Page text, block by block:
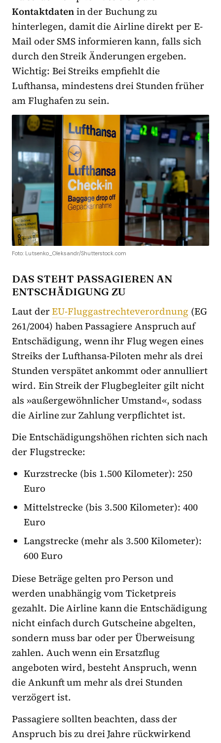
Kontaktdatenin der Buchung zu
hinterlegen, damit die Airline direkt per E-
Mail oder SMS informieren kann, falls sich
durch den Streik Änderungen ergeben.
Wichtig: Bei Streiks empfiehlt die
Lufthansa, mindestens drei Stunden früher
am Flughafen zu sein.
Foto: Lutsenko_Oleksandr/Shutterstock.com
DAS STEHT PASSAGIEREN AN
ENTSCHÄDIGUNG ZU
Laut derEU-Fluggastrechteverordnung (EG
261/2004) haben Passagiere Anspruch auf
Entschädigung, wenn ihr Flug wegen eines
Streiks der Lufthansa-Piloten mehr als drei
Stunden verspätet ankommt oder annulliert
wird. Ein Streik der Flugbegleiter gilt nicht
als »außergewöhnlicher Umstand«, sodass
die Airline zur Zahlung verpflichtet ist.
Die Entschädigungshöhen richten sich nach
der Flugstrecke:
Kurzstrecke (bis 1.500 Kilometer): 250
Euro
Mittelstrecke (bis 3.500 Kilometer): 400
Euro
Langstrecke (mehr als 3.500 Kilometer):
600 Euro
Diese Beträge gelten pro Person und
werden unabhängig vom Ticketpreis
gezahlt. Die Airline kann die Entschädigung
nicht einfach durch Gutscheine abgelten,
sondern muss bar oder per Überweisung
zahlen. Auch wenn ein Ersatzflug
angeboten wird, besteht Anspruch, wenn
die Ankunft um mehr als drei Stunden
verzögert ist.
Passagiere sollten beachten, dass der
Anspruch bis zu drei Jahre rückwirkend